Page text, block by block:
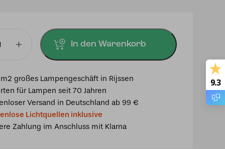
In den Warenkorb
großes Lampengeschäft in Rijssen
für Lampen seit 70 Jahren
Versand in Deutschland ab 99 €
Lichtquellen inklusive
Zahlung im Anschluss mit Klarna
9.3